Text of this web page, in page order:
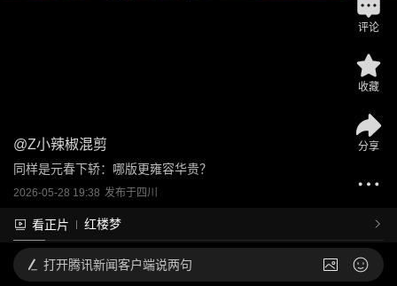
@Z小辣椒混剪
同样是元春下轿：哪版更雍容华贵？
2026-05-28 19:38 发布于四川
看正片 红楼梦
评论
收藏
分享
打开腾讯新闻客户端说两句